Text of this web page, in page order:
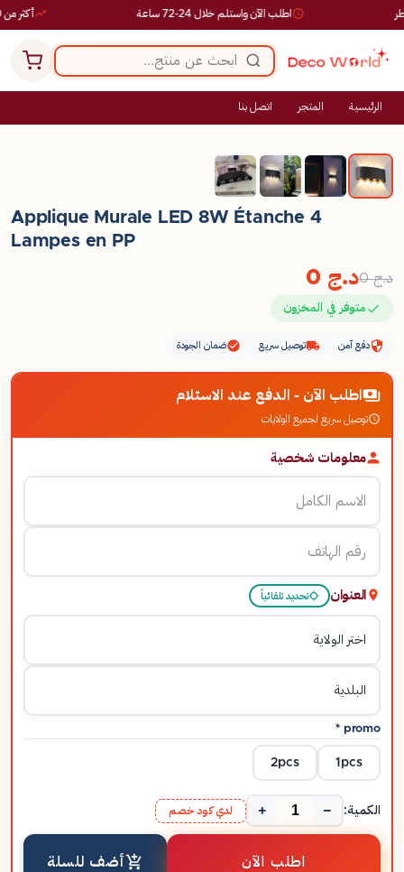
أكثر من 10,000 طلب ناجح اطلب الآن واستلم خلال 24-72 ساعة
الرئيسية المتجر اتصل بنا
تخفيض
Applique Murale LED 8W Étanche 4
Lampes en PP
د.ج0 د.ج
متوفر في المخزون
دفع آمن توصيل سريع ضمان الجودة
اطلب الآن - الدفع عند الاستلام
توصيل سريع لجميع الولايات
معلومات شخصية
العنوان تحديد تلقائياً
promo
*
1pcs
2pcs
الكمية: −
+ لدي كود خصم
اطلب الآن أضف للسلة